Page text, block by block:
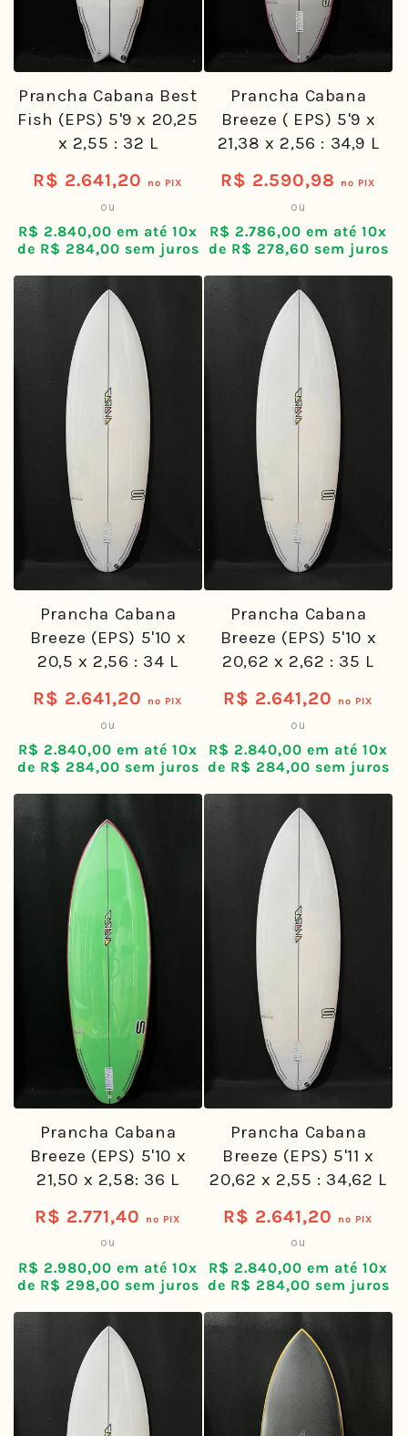
Prancha Cabana Best
Fish (EPS) 5'9 x 20,25
x 2,55 : 32 L
Preço
R$ 2.641,20 no PIX
ou
R$ 2.840,00 em até 10x
de R$ 284,00 sem juros
Prancha Cabana
Breeze ( EPS) 5'9 x
21,38 x 2,56 : 34,9 L
Preço
R$ 2.590,98 no PIX
ou
R$ 2.786,00 em até 10x
de R$ 278,60 sem juros
Prancha Cabana
Breeze (EPS) 5'10 x
20,5 x 2,56 : 34 L
Preço
R$ 2.641,20 no PIX
ou
R$ 2.840,00 em até 10x
de R$ 284,00 sem juros
Prancha Cabana
Breeze (EPS) 5'10 x
20,62 x 2,62 : 35 L
Preço
R$ 2.641,20 no PIX
ou
R$ 2.840,00 em até 10x
de R$ 284,00 sem juros
Prancha Cabana
Breeze (EPS) 5'10 x
21,50 x 2,58: 36 L
Preço
R$ 2.771,40 no PIX
ou
R$ 2.980,00 em até 10x
de R$ 298,00 sem juros
Prancha Cabana
Breeze (EPS) 5'11 x
20,62 x 2,55 : 34,62 L
Preço
R$ 2.641,20 no PIX
ou
R$ 2.840,00 em até 10x
de R$ 284,00 sem juros